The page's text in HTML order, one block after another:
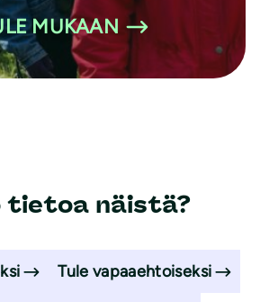
MUKAAN
tietoa näistä?
Tule vapaaehtoiseksi